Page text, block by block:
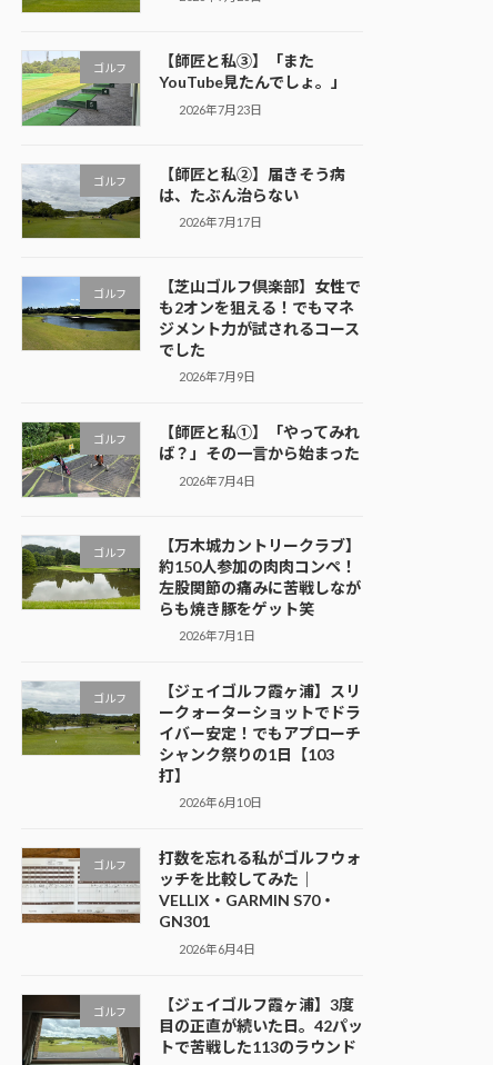
ゴルフ
【師匠と私③】「また
YouTube見たんでしょ。」
2026年7月23日
ゴルフ
【師匠と私②】届きそう病
は、たぶん治らない
2026年7月17日
ゴルフ
【芝山ゴルフ倶楽部】女性で
も2オンを狙える！でもマネ
ジメント力が試されるコース
でした
2026年7月9日
ゴルフ
【師匠と私①】「やってみれ
ば？」その一言から始まった
2026年7月4日
ゴルフ
【万木城カントリークラブ】
約150人参加の肉肉コンペ！
左股関節の痛みに苦戦しなが
らも焼き豚をゲット笑
2026年7月1日
ゴルフ
【ジェイゴルフ霞ヶ浦】スリ
ークォーターショットでドラ
イバー安定！でもアプローチ
シャンク祭りの1日【103
打】
2026年6月10日
ゴルフ
打数を忘れる私がゴルフウォ
ッチを比較してみた｜
VELLIX・GARMIN S70・
GN301
2026年6月4日
ゴルフ
【ジェイゴルフ霞ヶ浦】3度
目の正直が続いた日。42パッ
トで苦戦した113のラウンド